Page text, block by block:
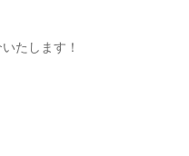
たします！